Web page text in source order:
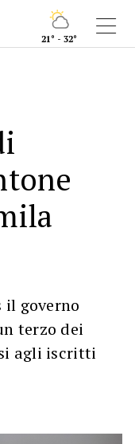
21° - 32°
il governo
terzo dei
agli iscritti